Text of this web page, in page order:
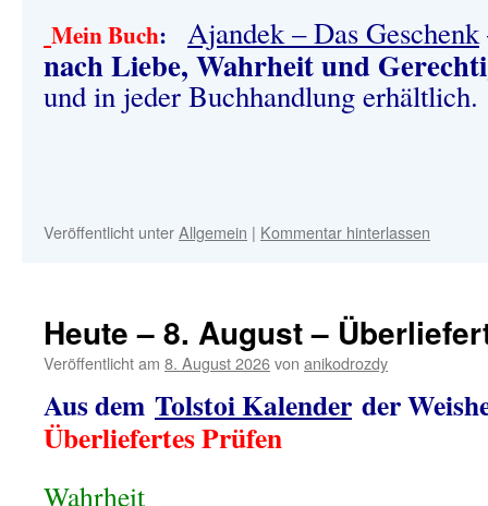
Mein Buch: Ajandek – Das Geschenk
nach Liebe, Wahrheit und
und in jeder Buchhandlung erhältlich.
Veröffentlicht unterAllgemein | Kommentar hinterlassen
Heute – 8. August –
Veröffentlicht am 8. August 2026von anikodrozdy
Aus dem Tolstoi Kalender der
Überliefertes Prüfen
Wahrheit